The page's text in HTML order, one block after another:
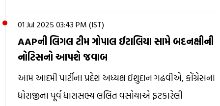
01 Jul 2025 03:43 PM (IST)
AAPની લિગલ ટીમ ગોપાલ ઈટાલિયા સામે બદનક્ષીની
નોટિસનો આપશે જવાબ
આમ આદમી પાર્ટીના પ્રદેશ અધ્યક્ષ ઈશુદાન ગઢવીએ, કોંગ્રેસના
ધોરાજીના પૂર્વ ધારાસભ્ય લલિત વસોયાએ ફટકારેલી